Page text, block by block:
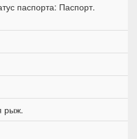
паспорта: Паспорт.
рыж.